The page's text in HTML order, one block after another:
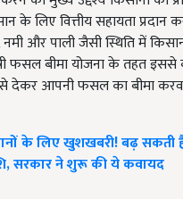
लिए वित्तीय सहायता प्रदान
और पाली जैसी स्थिति में
फसल बीमा योजना के तहत
देकर आपनी फसल का बीमा
के लिए खुशखबरी! बढ़ सकती
सरकार ने शुरू की ये कवायद